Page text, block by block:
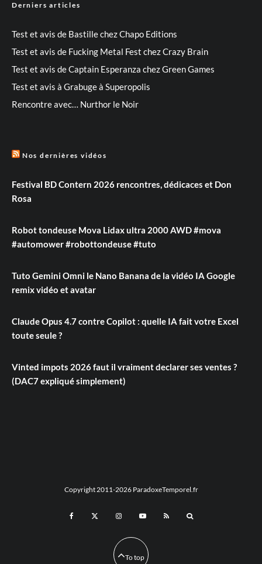
Derniers articles
Test et avis de Bastille chez Chapo Editions
Test et avis de Fucking Metal Fest chez Crazy Brain
Test et avis de Captain Esperanza chez Green Games
Test et avis à Grabuge à Superopolis
Rencontre avec… Nurthor le Noir
Nos dernières vidéos
Festival BD Contern 2026 rencontres, dédicaces et Don
Rosa
Robot tondeuse Mova Lidax ultra 2000 AWD #mova
#automower #robottondeuse #tuto
Tuto Gemini Omni le Nano Banana de la vidéo IA Google
remix vidéo et avatar
Claude Opus 4.7 contre Copilot : quelle IA fait votre Excel
toute seule ?
Vinted impots 2026 faut il vraiment declarer ses ventes ?
(DAC7 expliqué simplement)
Copyright 2011-2026 ParadoxeTemporel.fr
To top